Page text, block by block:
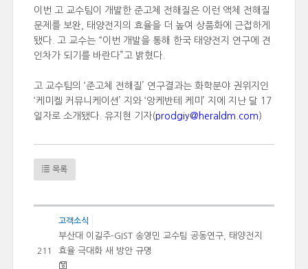
이번 고 교수팀이 개발한 준고체 전해질은 이런 액체 전해질
문제를 보완, 태양전지의 효율을 더 높여 상품화에 근접하게
됐다. 고 교수는 “이번 개발을 통해 한국 태양전지 연구에 견
인차가 되기를 바란다”고 밝혔다.
고 교수팀의 ‘준고체 전해질’ 연구결과는 화학분야 권위지인
‘케미켈 커뮤니케이션’ 지와 ‘앙케반테 케미’ 지에 지난 달 17
일자로 소개됐다. 유지현 기자(prodgiy@heraldm.com )
목록
211
고객소식
부산대 이길주-GIST 송영민 교수팀 공동연구, 태양전지
효율 극대화 새 방안 규명